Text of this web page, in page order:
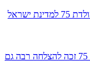
ישראל
הלב של טבעון – טקס גני הילדים לכבוד עצמאות 75 זכה להצלחה רבה גם